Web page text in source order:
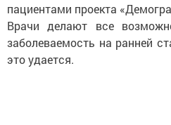
пациентами проекта
Врачи делают все
заболеваемость на ранней
это удается.